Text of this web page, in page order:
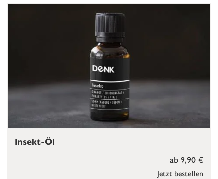
Jetzt bestellen
ab 9,90 €
Insekt-Öl